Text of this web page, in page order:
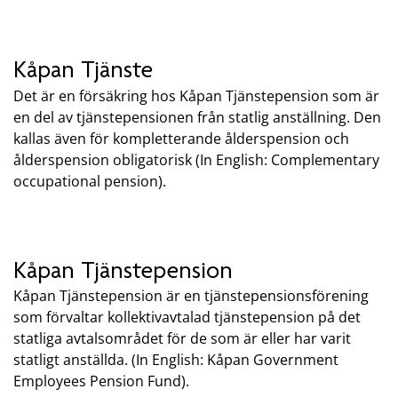
Kåpan Tjänste
Det är en försäkring hos Kåpan Tjänstepension som är
en del av tjänstepensionen från statlig anställning. Den
kallas även för kompletterande ålderspension och
ålderspension obligatorisk (In English: Complementary
occupational pension).
Kåpan Tjänstepension
Kåpan Tjänstepension är en tjänstepensionsförening
som förvaltar kollektivavtalad tjänstepension på det
statliga avtalsområdet för de som är eller har varit
statligt anställda. (In English: Kåpan Government
Employees Pension Fund).